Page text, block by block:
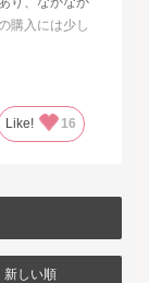
購入には少し
ージと違って
もって着用し
Like! 16
新しい順